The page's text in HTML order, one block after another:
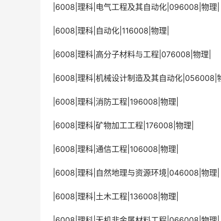
|6008|理科|电气工程及其自动化|096008|物理|
|6008|理科|自动化|116008|物理|
|6008|理科|高分子材料与工程|076008|物理|
|6008|理科|机械设计制造及其自动化|056008|
|6008|理科|消防工程|196008|物理|
|6008|理科|矿物加工工程|176008|物理|
|6008|理科|通信工程|106008|物理|
|6008|理科|自然地理与资源环境|046008|物理|
|6008|理科|土木工程|136008|物理|